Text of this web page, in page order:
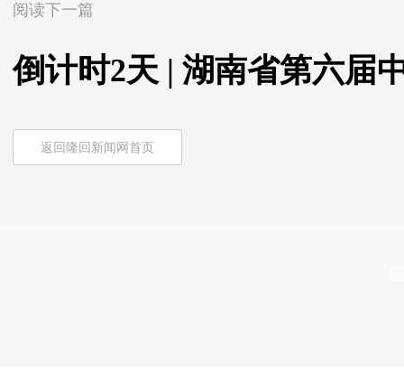
阅读下一篇
倒计时2天 | 湖南省第六届
返回隆回新闻网首页